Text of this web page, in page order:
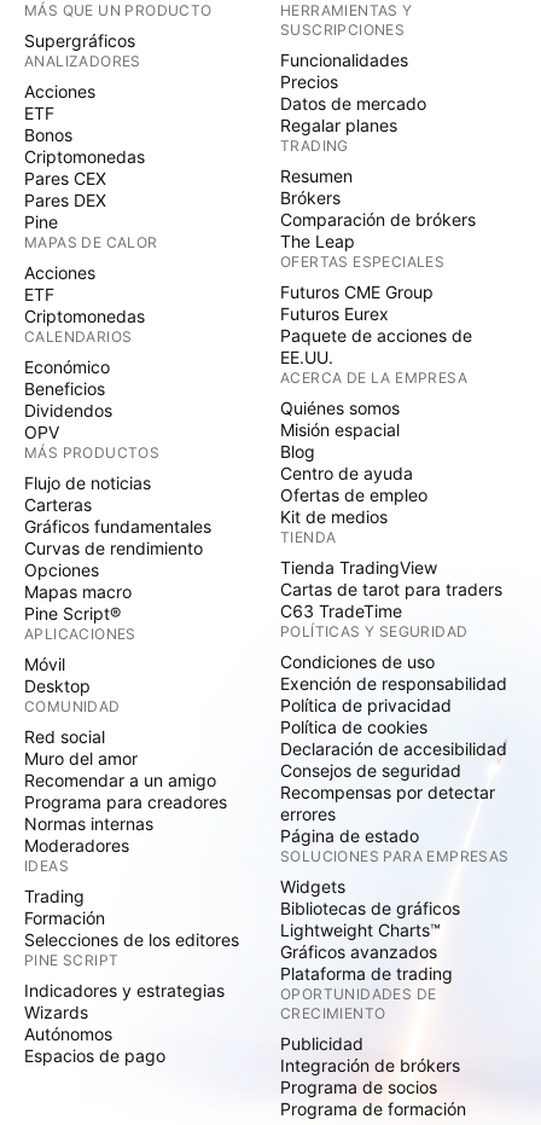
MÁS QUE UN PRODUCTO
Supergráficos
ANALIZADORES
Acciones
ETF
Bonos
Criptomonedas
Pares CEX
Pares DEX
Pine
MAPAS DE CALOR
Acciones
ETF
Criptomonedas
CALENDARIOS
Económico
Beneficios
Dividendos
OPV
MÁS PRODUCTOS
Flujo de noticias
Carteras
Gráficos fundamentales
Curvas de rendimiento
Opciones
Mapas macro
Pine Script®
APLICACIONES
Móvil
Desktop
COMUNIDAD
Red social
Muro del amor
Recomendar a un amigo
Programa para creadores
Normas internas
Moderadores
IDEAS
Trading
Formación
Selecciones de los editores
PINE SCRIPT
Indicadores y estrategias
Wizards
Autónomos
Espacios de pago
HERRAMIENTAS Y
SUSCRIPCIONES
Funcionalidades
Precios
Datos de mercado
Regalar planes
TRADING
Resumen
Brókers
Comparación de brókers
The Leap
OFERTAS ESPECIALES
Futuros CME Group
Futuros Eurex
Paquete de acciones de
EE.UU.
ACERCA DE LA EMPRESA
Quiénes somos
Misión espacial
Blog
Centro de ayuda
Ofertas de empleo
Kit de medios
TIENDA
Tienda TradingView
Cartas de tarot para traders
C63 TradeTime
POLÍTICAS Y SEGURIDAD
Condiciones de uso
Exención de responsabilidad
Política de privacidad
Política de cookies
Declaración de accesibilidad
Consejos de seguridad
Recompensas por detectar
errores
Página de estado
SOLUCIONES PARA EMPRESAS
Widgets
Bibliotecas de gráficos
Lightweight Charts™
Gráficos avanzados
Plataforma de trading
OPORTUNIDADES DE
CRECIMIENTO
Publicidad
Integración de brókers
Programa de socios
Programa de formación